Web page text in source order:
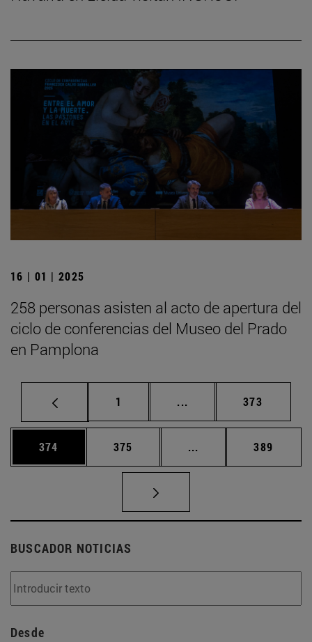
16 | 01 | 2025
258 personas asisten al acto de apertura del
ciclo de conferencias del Museo del Prado
en Pamplona
Página
1 ... Páginas intermedias
Página
373
Página
374 Página
375 ... Páginas intermedias
Página
389
BUSCADOR NOTICIAS
Desde